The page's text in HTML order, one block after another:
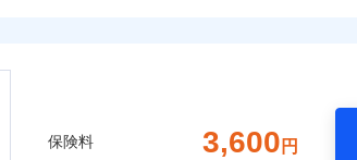
保険料 3,600 円